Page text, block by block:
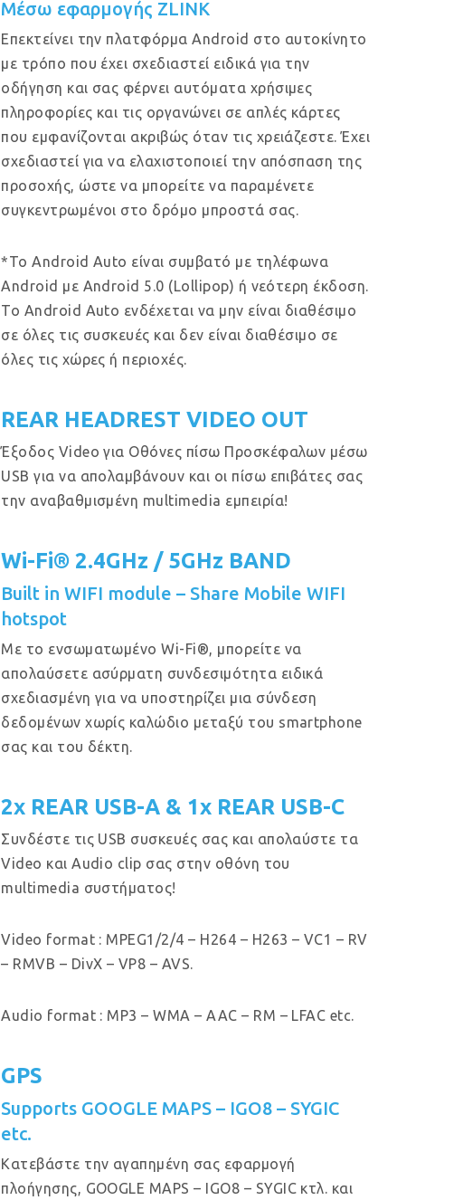
Μέσω εφαρμογής ZLINK
Επεκτείνει την πλατφόρμα Android στο αυτοκίνητο
με τρόπο που έχει σχεδιαστεί ειδικά για την
οδήγηση και σας φέρνει αυτόματα χρήσιμες
πληροφορίες και τις οργανώνει σε απλές κάρτες
που εμφανίζονται ακριβώς όταν τις χρειάζεστε. Έχει
σχεδιαστεί για να ελαχιστοποιεί την απόσπαση της
προσοχής, ώστε να μπορείτε να παραμένετε
συγκεντρωμένοι στο δρόμο μπροστά σας.
*Το Android Auto είναι συμβατό με τηλέφωνα
Android με Android 5.0 (Lollipop) ή νεότερη έκδοση.
Το Android Auto ενδέχεται να μην είναι διαθέσιμο
σε όλες τις συσκευές και δεν είναι διαθέσιμο σε
όλες τις χώρες ή περιοχές.
REAR HEADREST VIDEO OUT
Έξοδος Video για Οθόνες πίσω Προσκέφαλων μέσω
USB για να απολαμβάνουν και οι πίσω επιβάτες σας
την αναβαθμισμένη multimedia εμπειρία!
Wi-Fi® 2.4GHz / 5GHz BAND
Built in WIFI module – Share Mobile WIFI
hotspot
Με το ενσωματωμένο Wi-Fi®, μπορείτε να
απολαύσετε ασύρματη συνδεσιμότητα ειδικά
σχεδιασμένη για να υποστηρίζει μια σύνδεση
δεδομένων χωρίς καλώδιο μεταξύ του smartphone
σας και του δέκτη.
2x REAR USB-A & 1x REAR USB-C
Συνδέστε τις USB συσκευές σας και απολαύστε τα
Video και Audio clip σας στην οθόνη του
multimedia συστήματος!
Video format : MPEG1/2/4 – H264 – H263 – VC1 – RV
– RMVB – DivX – VP8 – AVS.
Audio format : MP3 – WMA – AAC – RM – LFAC etc.
GPS
Supports GOOGLE MAPS – IGO8 – SYGIC
etc.
Κατεβάστε την αγαπημένη σας εφαρμογή
πλοήγησης, GOOGLE MAPS – IGO8 – SYGIC κτλ. και